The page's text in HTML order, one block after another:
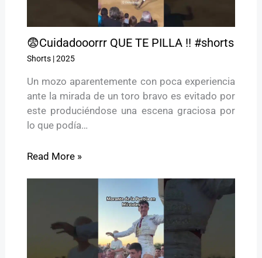
😨Cuidadooorrr QUE TE PILLA !! #shorts
Shorts|2025
Un mozo aparentemente con poca experiencia
ante la mirada de un toro bravo es evitado por
este produciéndose una escena graciosa por
lo que podía…
Read More »